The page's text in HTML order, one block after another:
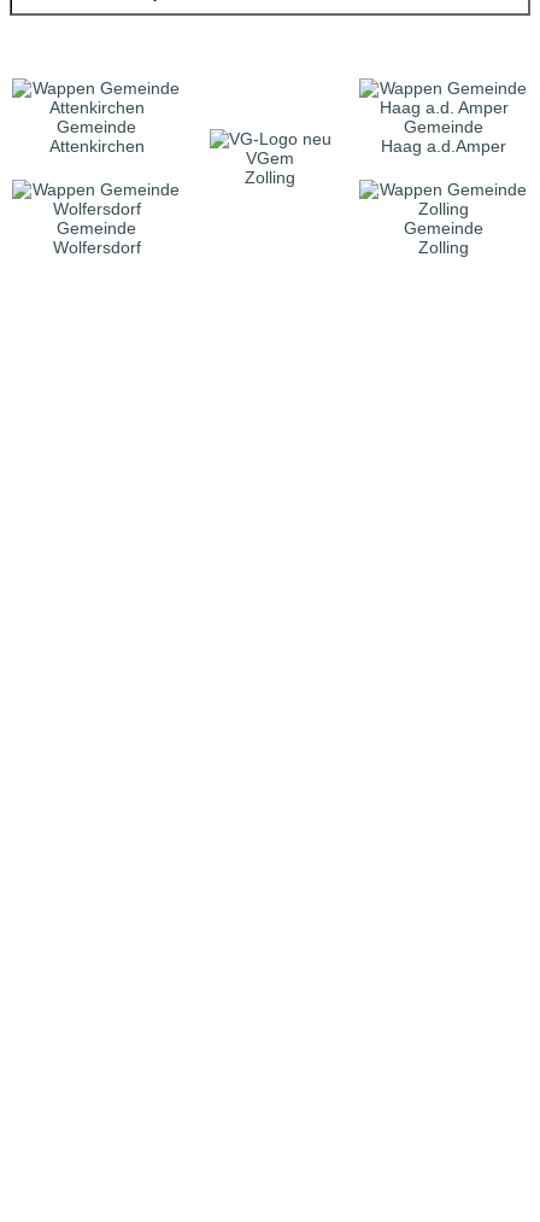
Gemeinde
Attenkirchen
VGem
Zolling
Gemeinde
Haag a.d.Amper
Gemeinde
Wolfersdorf
Gemeinde
Zolling